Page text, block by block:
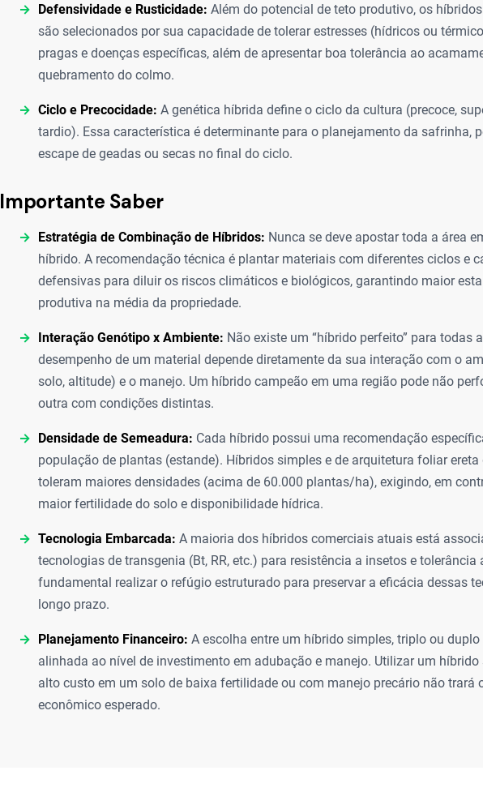
Defensividade e Rusticidade: Além do potencial de teto produtivo, os
são selecionados por sua capacidade de tolerar estresses (hídricos ou
pragas e doenças específicas, além de apresentar boa tolerância ao
quebramento do colmo.
Ciclo e Precocidade: A genética híbrida define o ciclo da cultura (precoce,
tardio). Essa característica é determinante para o planejamento da safrinha,
escape de geadas ou secas no final do ciclo.
Importante Saber
Estratégia de Combinação de Híbridos: Nunca se deve apostar toda a área
híbrido. A recomendação técnica é plantar materiais com diferentes ciclos e
defensivas para diluir os riscos climáticos e biológicos, garantindo maior
produtiva na média da propriedade.
Interação Genótipo x Ambiente: Não existe um “híbrido perfeito” para todas
desempenho de um material depende diretamente da sua interação com o
solo, altitude) e o manejo. Um híbrido campeão em uma região pode não
outra com condições distintas.
Densidade de Semeadura: Cada híbrido possui uma recomendação
população de plantas (estande). Híbridos simples e de arquitetura foliar ereta
toleram maiores densidades (acima de 60.000 plantas/ha), exigindo, em
maior fertilidade do solo e disponibilidade hídrica.
Tecnologia Embarcada: A maioria dos híbridos comerciais atuais está
tecnologias de transgenia (Bt, RR, etc.) para resistência a insetos e tolerância
fundamental realizar o refúgio estruturado para preservar a eficácia dessas
longo prazo.
Planejamento Financeiro: A escolha entre um híbrido simples, triplo ou duplo
alinhada ao nível de investimento em adubação e manejo. Utilizar um híbrido
alto custo em um solo de baixa fertilidade ou com manejo precário não trará
econômico esperado.